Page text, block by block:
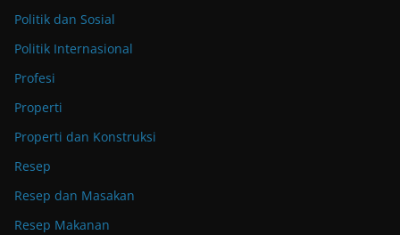
Politik dan Sosial
Politik Internasional
Profesi
Properti
Properti dan Konstruksi
Resep
Resep dan Masakan
Resep Makanan